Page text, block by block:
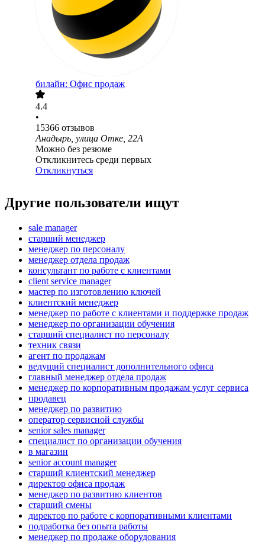
билайн: Офис продаж
4.4
•
15366 отзывов
Анадырь, улица Отке, 22А
Можно без резюме
Откликнитесь среди первых
Откликнуться
Другие пользователи ищут
sale manager
старший менеджер
менеджер по персоналу
менеджер отдела продаж
консультант по работе с клиентами
client service manager
мастер по изготовлению ключей
клиентский менеджер
менеджер по работе с клиентами и поддержке продаж
менеджер по организации обучения
старший специалист по персоналу
техник связи
агент по продажам
ведущий специалист дополнительного офиса
главный менеджер отдела продаж
менеджер по корпоративным продажам услуг сервиса
продавец
менеджер по развитию
оператор сервисной службы
senior sales manager
специалист по организации обучения
в магазин
senior account manager
старший клиентский менеджер
директор офиса продаж
менеджер по развитию клиентов
старший смены
директор по работе с корпоративными клиентами
подработка без опыта работы
менеджер по продаже оборудования